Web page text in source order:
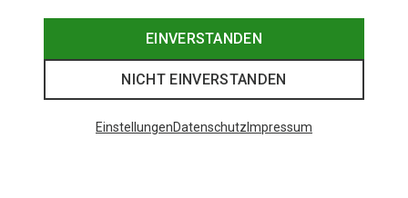
EINVERSTANDEN
NICHT EINVERSTANDEN
EinstellungenDatenschutz Impressum